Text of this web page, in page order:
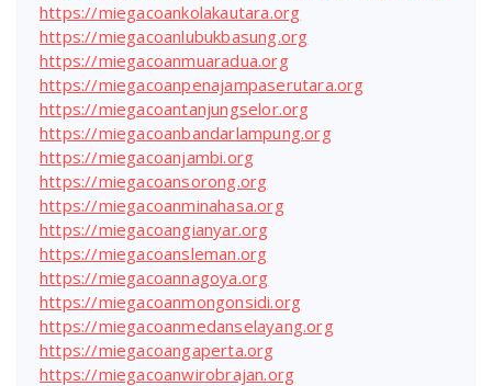
https://miegacoankolakautara.org
https://miegacoanlubukbasung.org
https://miegacoanmuaradua.org
https://miegacoanpenajampaserutara.org
https://miegacoantanjungselor.org
https://miegacoanbandarlampung.org
https://miegacoanjambi.org
https://miegacoansorong.org
https://miegacoanminahasa.org
https://miegacoangianyar.org
https://miegacoansleman.org
https://miegacoannagoya.org
https://miegacoanmongonsidi.org
https://miegacoanmedanselayang.org
https://miegacoangaperta.org
https://miegacoanwirobrajan.org